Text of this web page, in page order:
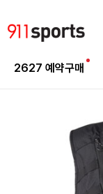
2627 예약구매